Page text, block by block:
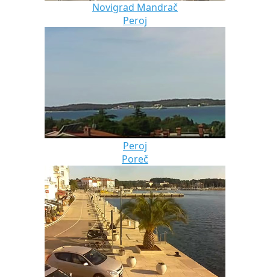
Novigrad Mandrač
Peroj
Peroj
Poreč